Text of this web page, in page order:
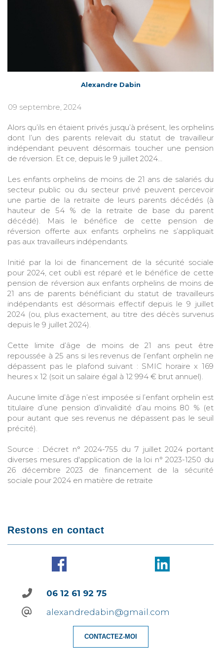
Alexandre Dabin
09 septembre, 2024
Alors qu’ils en étaient privés jusqu’à présent, les orphelins
dont l’un des parents relevait du statut de travailleur
indépendant peuvent désormais toucher une pension
de réversion. Et ce, depuis le 9 juillet 2024…
Les enfants orphelins de moins de 21 ans de salariés du
secteur public ou du secteur privé peuvent percevoir
une partie de la retraite de leurs parents décédés (à
hauteur de 54 % de la retraite de base du parent
décédé). Mais le bénéfice de cette pension de
réversion offerte aux enfants orphelins ne s’appliquait
pas aux travailleurs indépendants.
Initié par la loi de financement de la sécurité sociale
pour 2024, cet oubli est réparé et le bénéfice de cette
pension de réversion aux enfants orphelins de moins de
21 ans de parents bénéficiant du statut de travailleurs
indépendants est désormais effectif depuis le 9 juillet
2024 (ou, plus exactement, au titre des décès survenus
depuis le 9 juillet 2024).
Cette limite d’âge de moins de 21 ans peut être
repoussée à 25 ans si les revenus de l’enfant orphelin ne
dépassent pas le plafond suivant : SMIC horaire x 169
heures x 12 (soit un salaire égal à 12 994 € brut annuel).
Aucune limite d’âge n’est imposée si l’enfant orphelin est
titulaire d’une pension d’invalidité d’au moins 80 % (et
pour autant que ses revenus ne dépassent pas le seuil
précité).
Source : Décret n° 2024-755 du 7 juillet 2024 portant
diverses mesures d'application de la loi n° 2023-1250 du
26 décembre 2023 de financement de la sécurité
sociale pour 2024 en matière de retraite
Restons en contact
06 12 61 92 75
alexandredabin@gmail.com
CONTACTEZ-MOI